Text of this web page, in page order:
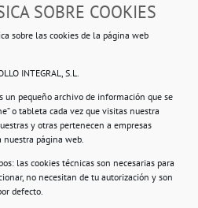
SOBRE COOKIES
sobre las cookies de la página web
INTEGRAL, S.L.
pequeño archivo de información que se
o tableta cada vez que visitas nuestra
y otras pertenecen a empresas
nuestra página web.
las cookies técnicas son necesarias para
no necesitan de tu autorización y son
defecto.
local 3 – 28041 Madrid
de datos